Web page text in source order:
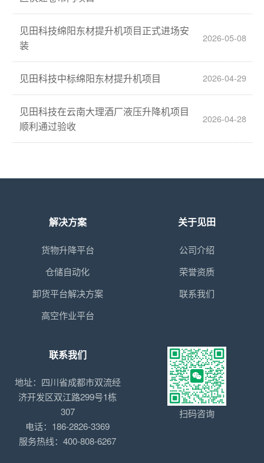
见田科技绵阳东材提升机项目正式进场安
装
2026-05-08
见田科技中标绵阳东材提升机项目 2026-04-29
见田科技在云南大理酒厂液压升降机项目
顺利通过验收
2026-04-28
解决方案
货物升降平台
仓储自动化
卸货平台解决方案
高空作业平台
关于见田
公司介绍
荣誉资质
联系我们
联系我们
地址：四川省成都市双流经
济开发区双江路299号1栋
307
电话：186-2826-3369
服务热线：400-808-6267
扫码咨询